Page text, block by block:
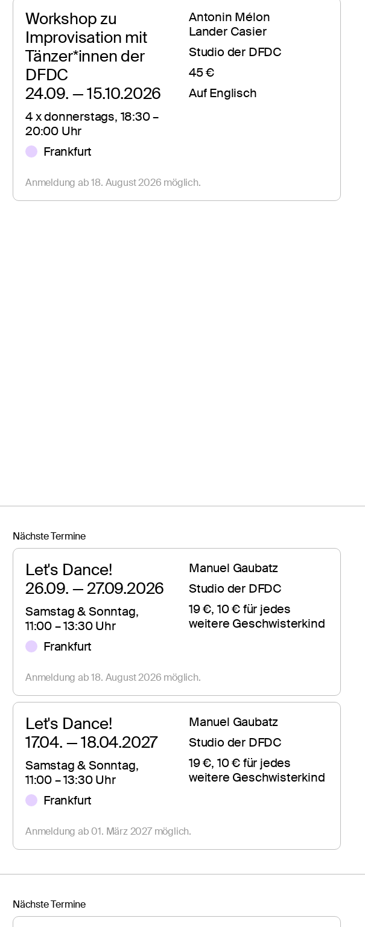
Workshop zu
Improvisation mit
Tänzer*innen der
DFDC
24.09. — 15.10.2026
4 x donnerstags, 18:30 –
20:00 Uhr
Frankfurt
Antonin Mélon
Lander Casier
Studio der DFDC
45 €
Auf Englisch
Anmeldung ab 18. August 2026 möglich.
Nächste Termine
Let's Dance!
26.09. — 27.09.2026
Samstag & Sonntag,
11:00 – 13:30 Uhr
Frankfurt
Manuel Gaubatz
Studio der DFDC
19 €, 10 € für jedes
weitere Geschwisterkind
Anmeldung ab 18. August 2026 möglich.
Let's Dance!
17.04. — 18.04.2027
Samstag & Sonntag,
11:00 – 13:30 Uhr
Frankfurt
Manuel Gaubatz
Studio der DFDC
19 €, 10 € für jedes
weitere Geschwisterkind
Anmeldung ab 01. März 2027 möglich.
Nächste Termine